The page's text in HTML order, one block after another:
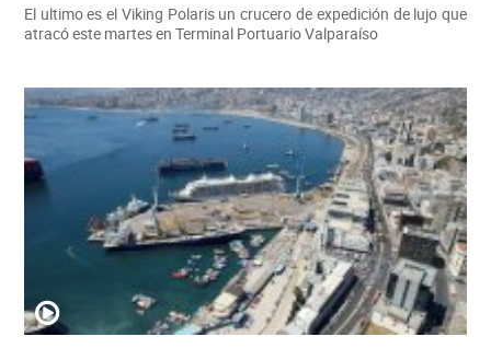
El ultimo es el Viking Polaris un crucero de expedición de lujo que
atracó este martes en Terminal Portuario Valparaíso